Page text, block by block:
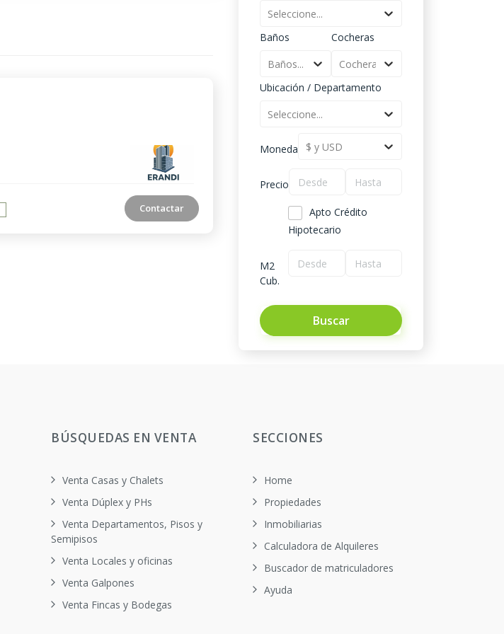
Contactar
Seleccione...
Baños
Baños...
Cocheras
Cocheras...
Ubicación / Departamento
Seleccione...
Moneda $ y USD
Precio
Apto Crédito
Hipotecario
M2
Cub.
Buscar
BÚSQUEDAS EN VENTA
Venta Casas y Chalets
Venta Dúplex y PHs
Venta Departamentos, Pisos y
Semipisos
Venta Locales y oficinas
Venta Galpones
Venta Fincas y Bodegas
SECCIONES
Home
Propiedades
Inmobiliarias
Calculadora de Alquileres
Buscador de matriculadores
Ayuda